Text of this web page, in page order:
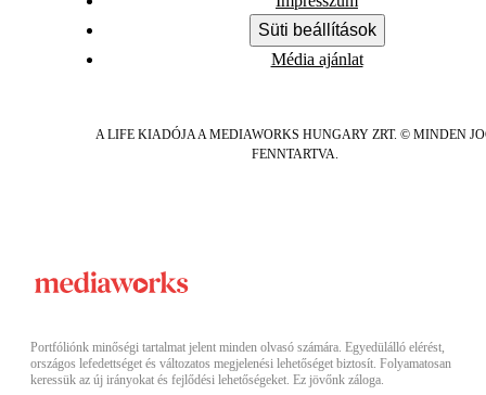
Süti beállítások
Média ajánlat
A LIFE KIADÓJA A MEDIAWORKS HUNGARY ZRT. © MINDEN
FENNTARTVA.
Portfóliónk minőségi tartalmat jelent minden olvasó számára. Egyedülálló elérést,
országos lefedettséget és változatos megjelenési lehetőséget biztosít. Folyamatosan
keressük az új irányokat és fejlődési lehetőségeket. Ez jövőnk záloga.